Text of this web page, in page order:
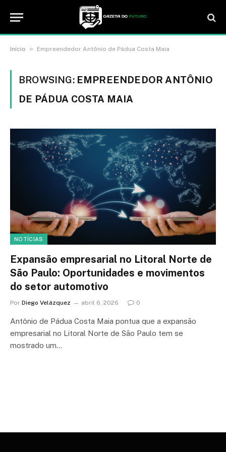
Início » Empreendedor Antônio de Pádua Costa Maia
BROWSING: EMPREENDEDOR ANTÔNIO
DE PÁDUA COSTA MAIA
NOTÍCIAS
Expansão empresarial no Litoral Norte de
São Paulo: Oportunidades e movimentos
do setor automotivo
Por Diego Velázquez abril 6, 2026 0
Antônio de Pádua Costa Maia pontua que a expansão
empresarial no Litoral Norte de São Paulo tem se
mostrado um…